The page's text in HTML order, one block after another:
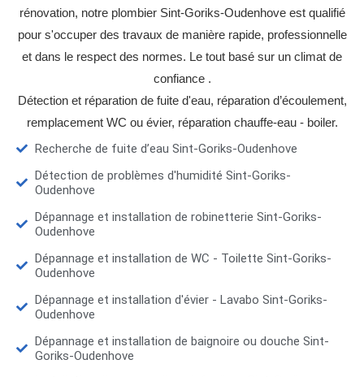
rénovation, notre plombier Sint-Goriks-Oudenhove est qualifié
pour s'occuper des travaux de manière rapide, professionnelle
et dans le respect des normes. Le tout basé sur un climat de
confiance .
Détection et réparation de fuite d'eau, réparation d’écoulement,
remplacement WC ou évier, réparation chauffe-eau - boiler.
Recherche de fuite d’eau Sint-Goriks-Oudenhove
Détection de problèmes d'humidité Sint-Goriks-
Oudenhove
Dépannage et installation de robinetterie Sint-Goriks-
Oudenhove
Dépannage et installation de WC - Toilette Sint-Goriks-
Oudenhove
Dépannage et installation d'évier - Lavabo Sint-Goriks-
Oudenhove
Dépannage et installation de baignoire ou douche Sint-
Goriks-Oudenhove